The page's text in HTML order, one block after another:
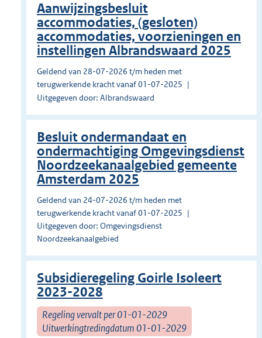
Aanwijzingsbesluit
accommodaties, (gesloten)
accommodaties, voorzieningen en
instellingen Albrandswaard 2025
Geldend van 28-07-2026 t/m heden met
terugwerkende kracht vanaf 01-07-2025
Uitgegeven door: Albrandswaard
Besluit ondermandaat en
ondermachtiging Omgevingsdienst
Noordzeekanaalgebied gemeente
Amsterdam 2025
Geldend van 24-07-2026 t/m heden met
terugwerkende kracht vanaf 01-07-2025
Uitgegeven door: Omgevingsdienst
Noordzeekanaalgebied
Subsidieregeling Goirle Isoleert
2023-2028
Regeling vervalt per 01-01-2029
Uitwerkingtredingdatum 01-01-2029